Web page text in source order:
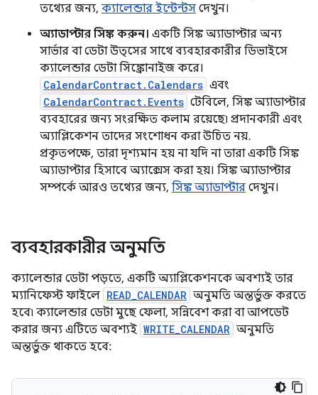
তথ্যের জন্য, ক্যালেন্ডার ইন্টেন্টস দেখুন।
অ্যাডাপ্টার সিঙ্ক করুন। একটি সিঙ্ক অ্যাডাপ্টার অন্য
সার্ভার বা ডেটা উত্সের সাথে ব্যবহারকারীর ডিভাইসে
ক্যালেন্ডার ডেটা সিঙ্ক্রোনাইজ করে।
CalendarContract.Calendars এবং
CalendarContract.Events টেবিলে, সিঙ্ক অ্যাডাপ্টার
ব্যবহারের জন্য সংরক্ষিত কলাম রয়েছে৷ প্রদানকারী এবং
অ্যাপ্লিকেশন তাদের সংশোধন করা উচিত নয়.
প্রকৃতপক্ষে, তারা দৃশ্যমান হয় না যদি না তারা একটি সিঙ্ক
অ্যাডাপ্টার হিসাবে অ্যাক্সেস করা হয়। সিঙ্ক অ্যাডাপ্টার
সম্পর্কে আরও তথ্যের জন্য, সিঙ্ক অ্যাডাপ্টার দেখুন।
ব্যবহারকারীর অনুমতি
ক্যালেন্ডার ডেটা পড়তে, একটি অ্যাপ্লিকেশনকে অবশ্যই তার
ম্যানিফেস্ট ফাইলে READ_CALENDAR অনুমতি অন্তর্ভুক্ত করতে
হবে৷ ক্যালেন্ডার ডেটা মুছে ফেলা, সন্নিবেশ করা বা আপডেট
করার জন্য এটিতে অবশ্যই WRITE_CALENDAR অনুমতি
অন্তর্ভুক্ত থাকতে হবে: